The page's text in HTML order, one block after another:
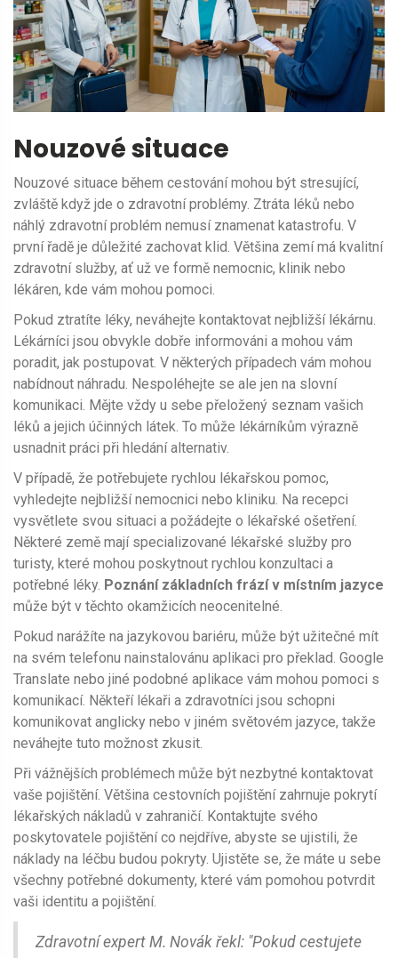
Nouzové situace
Nouzové situace během cestování mohou být stresující,
zvláště když jde o zdravotní problémy. Ztráta léků nebo
náhlý zdravotní problém nemusí znamenat katastrofu. V
první řadě je důležité zachovat klid. Většina zemí má kvalitní
zdravotní služby, ať už ve formě nemocnic, klinik nebo
lékáren, kde vám mohou pomoci.
Pokud ztratíte léky, neváhejte kontaktovat nejbližší lékárnu.
Lékárníci jsou obvykle dobře informováni a mohou vám
poradit, jak postupovat. V některých případech vám mohou
nabídnout náhradu. Nespoléhejte se ale jen na slovní
komunikaci. Mějte vždy u sebe přeložený seznam vašich
léků a jejich účinných látek. To může lékárníkům výrazně
usnadnit práci při hledání alternativ.
V případě, že potřebujete rychlou lékařskou pomoc,
vyhledejte nejbližší nemocnici nebo kliniku. Na recepci
vysvětlete svou situaci a požádejte o lékařské ošetření.
Některé země mají specializované lékařské služby pro
turisty, které mohou poskytnout rychlou konzultaci a
potřebné léky. Poznání základních frází v místním jazyce
může být v těchto okamžicích neocenitelné.
Pokud narážíte na jazykovou bariéru, může být užitečné mít
na svém telefonu nainstalovánu aplikaci pro překlad. Google
Translate nebo jiné podobné aplikace vám mohou pomoci s
komunikací. Někteří lékaři a zdravotníci jsou schopni
komunikovat anglicky nebo v jiném světovém jazyce, takže
neváhejte tuto možnost zkusit.
Při vážnějších problémech může být nezbytné kontaktovat
vaše pojištění. Většina cestovních pojištění zahrnuje pokrytí
lékařských nákladů v zahraničí. Kontaktujte svého
poskytovatele pojištění co nejdříve, abyste se ujistili, že
náklady na léčbu budou pokryty. Ujistěte se, že máte u sebe
všechny potřebné dokumenty, které vám pomohou potvrdit
vaši identitu a pojištění.
Zdravotní expert M. Novák řekl: "Pokud cestujete